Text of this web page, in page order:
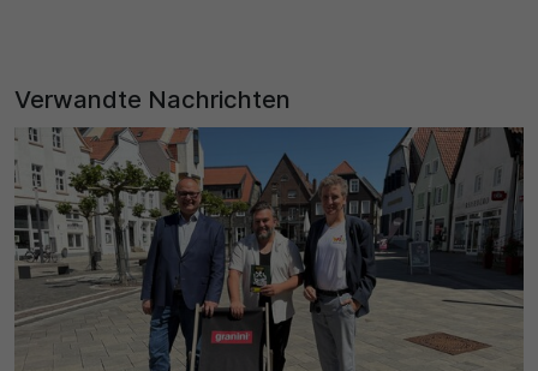
Verwandte Nachrichten